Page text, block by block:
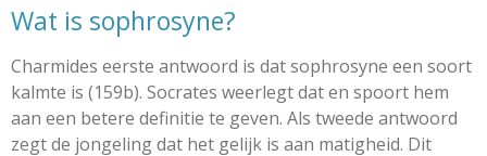
Wat is sophrosyne?
Charmides eerste antwoord is dat sophrosyne een soort
kalmte is (159b). Socrates weerlegt dat en spoort hem
aan een betere definitie te geven. Als tweede antwoord
zegt de jongeling dat het gelijk is aan matigheid. Dit